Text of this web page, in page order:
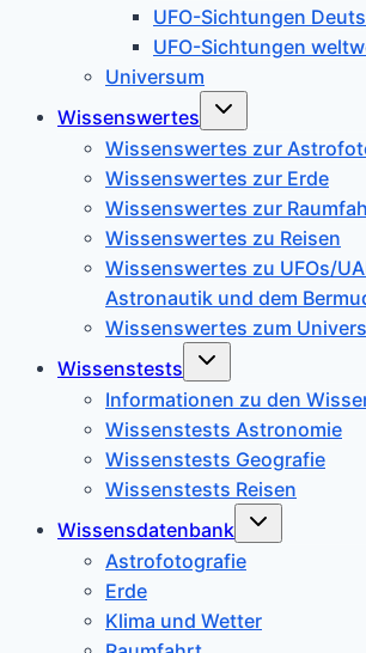
UFO-Sichtungen
UFO-Sichtungen
Universum
Wissenswertes
Untermenü
Wissenswertes zur
Wissenswertes zur Erde
Wissenswertes zur
Wissenswertes zu Reisen
Wissenswertes zu UFOs/
Astronautik und dem
Wissenswertes zum
Wissenstests
Untermenü
Informationen zu den
Wissenstests Astronomie
Wissenstests Geografie
Wissenstests Reisen
Wissensdatenbank
Untermenü
Astrofotografie
Erde
Klima und Wetter